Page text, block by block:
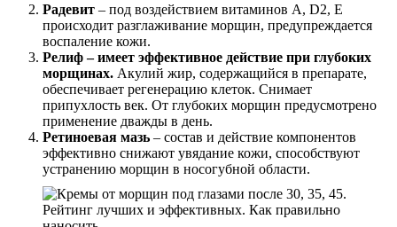
Радевит – под воздействием витаминов А, D2, Е
происходит разглаживание морщин, предупреждается
воспаление кожи.
Релиф – имеет эффективное действие при глубоких
морщинах. Акулий жир, содержащийся в препарате,
обеспечивает регенерацию клеток. Снимает
припухлость век. От глубоких морщин предусмотрено
применение дважды в день.
Ретиноевая мазь – состав и действие компонентов
эффективно снижают увядание кожи, способствуют
устранению морщин в носогубной области.